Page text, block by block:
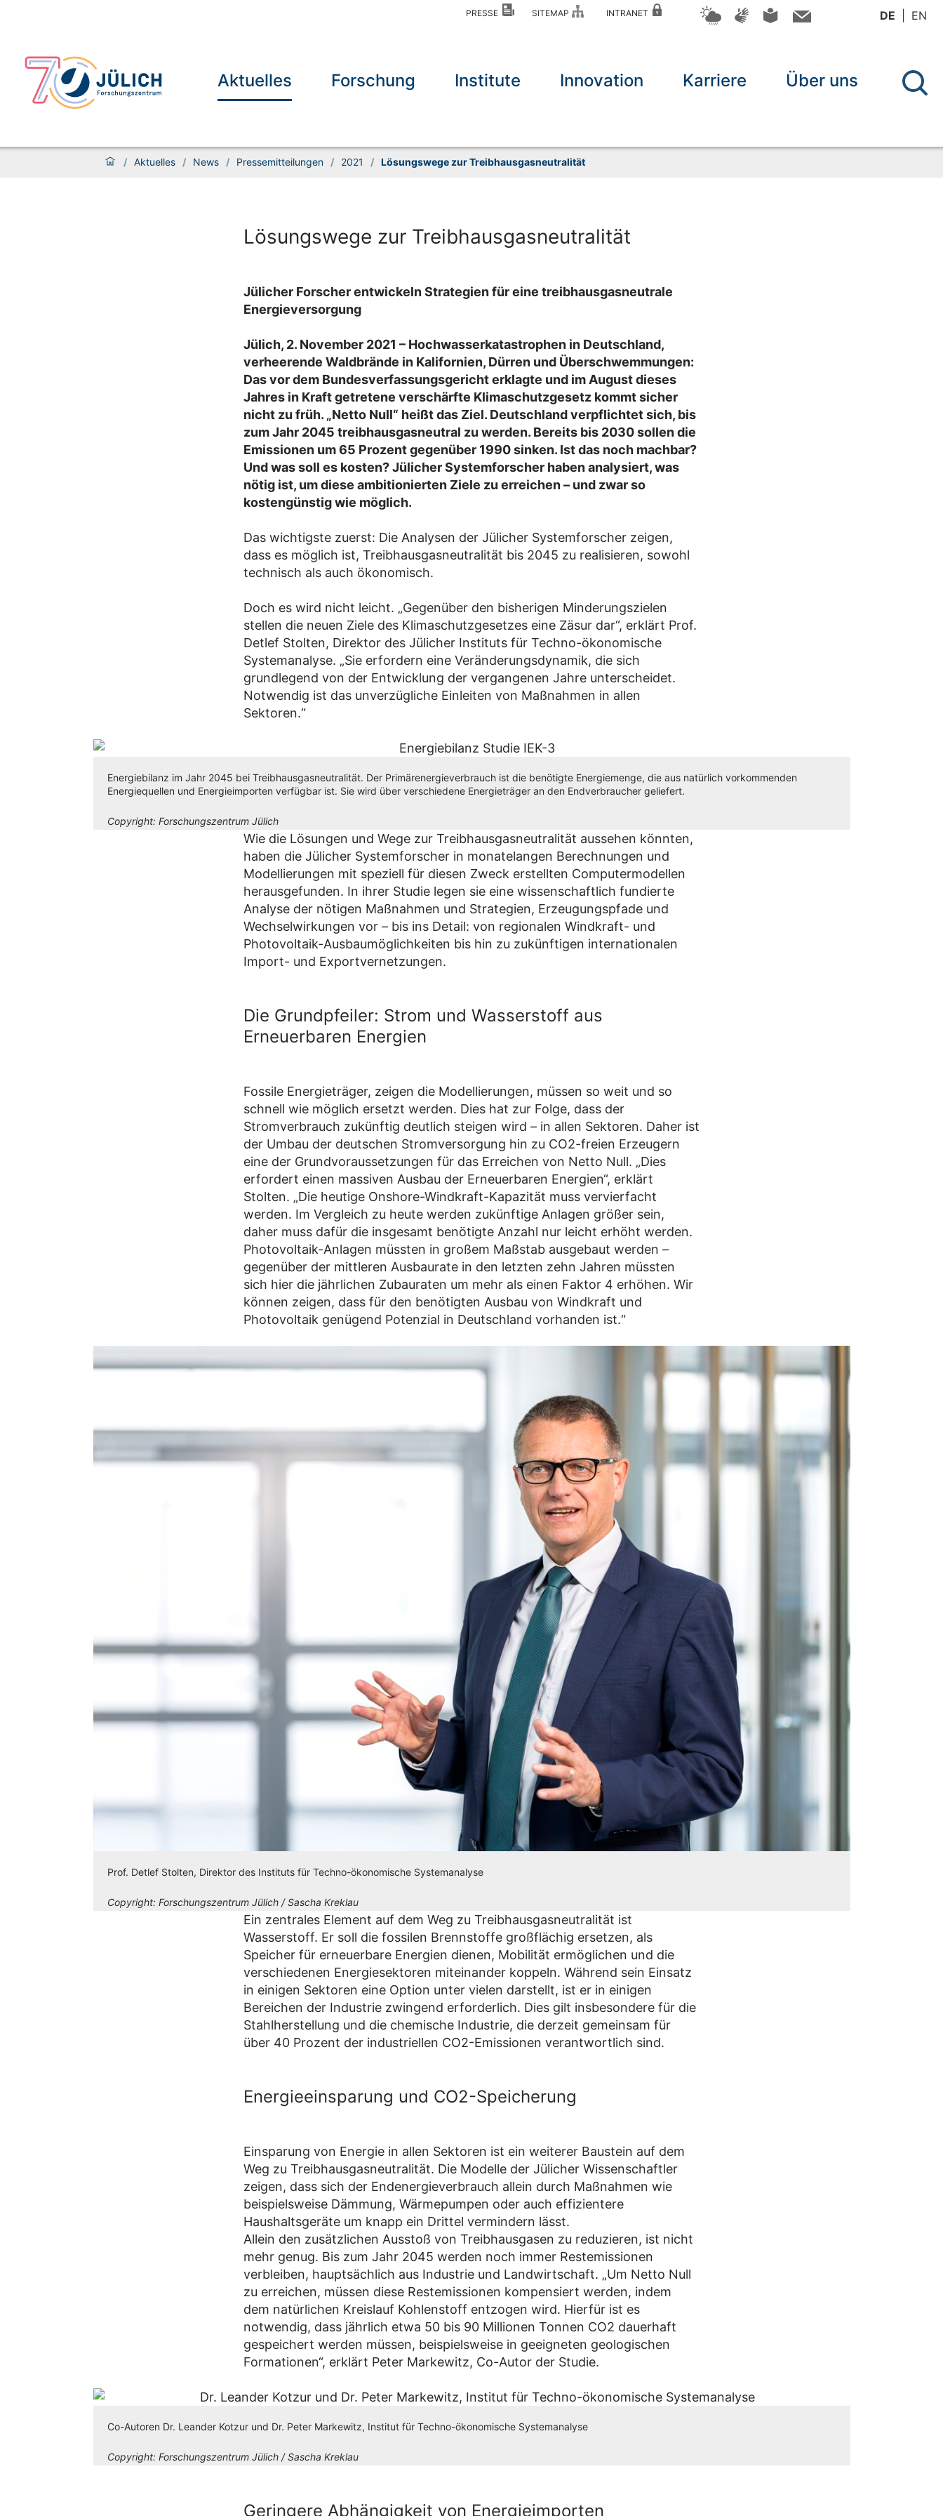
PRESSE SITEMAP INTRANET DE EN
Aktuelles Forschung Institute Innovation Karriere Über uns
/ Aktuelles / News / Pressemitteilungen / 2021 / Lösungswege zur Treibhausgasneutralität
Lösungswege zur Treibhausgasneutralität
Jülicher Forscher entwickeln Strategien für eine treibhausgasneutrale
Energieversorgung
Jülich, 2. November 2021 – Hochwasserkatastrophen in Deutschland,
verheerende Waldbrände in Kalifornien, Dürren und Überschwemmungen:
Das vor dem Bundesverfassungsgericht erklagte und im August dieses
Jahres in Kraft getretene verschärfte Klimaschutzgesetz kommt sicher
nicht zu früh. „Netto Null“ heißt das Ziel. Deutschland verpflichtet sich, bis
zum Jahr 2045 treibhausgasneutral zu werden. Bereits bis 2030 sollen die
Emissionen um 65 Prozent gegenüber 1990 sinken. Ist das noch machbar?
Und was soll es kosten? Jülicher Systemforscher haben analysiert, was
nötig ist, um diese ambitionierten Ziele zu erreichen – und zwar so
kostengünstig wie möglich.
Das wichtigste zuerst: Die Analysen der Jülicher Systemforscher zeigen,
dass es möglich ist, Treibhausgasneutralität bis 2045 zu realisieren, sowohl
technisch als auch ökonomisch.
Doch es wird nicht leicht. „Gegenüber den bisherigen Minderungszielen
stellen die neuen Ziele des Klimaschutzgesetzes eine Zäsur dar“, erklärt Prof.
Detlef Stolten, Direktor des Jülicher Instituts für Techno-ökonomische
Systemanalyse. „Sie erfordern eine Veränderungsdynamik, die sich
grundlegend von der Entwicklung der vergangenen Jahre unterscheidet.
Notwendig ist das unverzügliche Einleiten von Maßnahmen in allen
Sektoren.“
Energiebilanz im Jahr 2045 bei Treibhausgasneutralität. Der Primärenergieverbrauch ist die benötigte Energiemenge, die aus natürlich vorkommenden
Energiequellen und Energieimporten verfügbar ist. Sie wird über verschiedene Energieträger an den Endverbraucher geliefert.
Copyright: Forschungszentrum Jülich
Wie die Lösungen und Wege zur Treibhausgasneutralität aussehen könnten,
haben die Jülicher Systemforscher in monatelangen Berechnungen und
Modellierungen mit speziell für diesen Zweck erstellten Computermodellen
herausgefunden. In ihrer Studie legen sie eine wissenschaftlich fundierte
Analyse der nötigen Maßnahmen und Strategien, Erzeugungspfade und
Wechselwirkungen vor – bis ins Detail: von regionalen Windkraft- und
Photovoltaik-Ausbaumöglichkeiten bis hin zu zukünftigen internationalen
Import- und Exportvernetzungen.
Die Grundpfeiler: Strom und Wasserstoff aus
Erneuerbaren Energien
Fossile Energieträger, zeigen die Modellierungen, müssen so weit und so
schnell wie möglich ersetzt werden. Dies hat zur Folge, dass der
Stromverbrauch zukünftig deutlich steigen wird – in allen Sektoren. Daher ist
der Umbau der deutschen Stromversorgung hin zu CO2-freien Erzeugern
eine der Grundvoraussetzungen für das Erreichen von Netto Null. „Dies
erfordert einen massiven Ausbau der Erneuerbaren Energien“, erklärt
Stolten. „Die heutige Onshore-Windkraft-Kapazität muss vervierfacht
werden. Im Vergleich zu heute werden zukünftige Anlagen größer sein,
daher muss dafür die insgesamt benötigte Anzahl nur leicht erhöht werden.
Photovoltaik-Anlagen müssten in großem Maßstab ausgebaut werden –
gegenüber der mittleren Ausbaurate in den letzten zehn Jahren müssten
sich hier die jährlichen Zubauraten um mehr als einen Faktor 4 erhöhen. Wir
können zeigen, dass für den benötigten Ausbau von Windkraft und
Photovoltaik genügend Potenzial in Deutschland vorhanden ist.“
Prof. Detlef Stolten, Direktor des Instituts für Techno-ökonomische Systemanalyse
Copyright: Forschungszentrum Jülich / Sascha Kreklau
Ein zentrales Element auf dem Weg zu Treibhausgasneutralität ist
Wasserstoff. Er soll die fossilen Brennstoffe großflächig ersetzen, als
Speicher für erneuerbare Energien dienen, Mobilität ermöglichen und die
verschiedenen Energiesektoren miteinander koppeln. Während sein Einsatz
in einigen Sektoren eine Option unter vielen darstellt, ist er in einigen
Bereichen der Industrie zwingend erforderlich. Dies gilt insbesondere für die
Stahlherstellung und die chemische Industrie, die derzeit gemeinsam für
über 40 Prozent der industriellen CO2-Emissionen verantwortlich sind.
Energieeinsparung und CO2-Speicherung
Einsparung von Energie in allen Sektoren ist ein weiterer Baustein auf dem
Weg zu Treibhausgasneutralität. Die Modelle der Jülicher Wissenschaftler
zeigen, dass sich der Endenergieverbrauch allein durch Maßnahmen wie
beispielsweise Dämmung, Wärmepumpen oder auch effizientere
Haushaltsgeräte um knapp ein Drittel vermindern lässt.
Allein den zusätzlichen Ausstoß von Treibhausgasen zu reduzieren, ist nicht
mehr genug. Bis zum Jahr 2045 werden noch immer Restemissionen
verbleiben, hauptsächlich aus Industrie und Landwirtschaft. „Um Netto Null
zu erreichen, müssen diese Restemissionen kompensiert werden, indem
dem natürlichen Kreislauf Kohlenstoff entzogen wird. Hierfür ist es
notwendig, dass jährlich etwa 50 bis 90 Millionen Tonnen CO2 dauerhaft
gespeichert werden müssen, beispielsweise in geeigneten geologischen
Formationen“, erklärt Peter Markewitz, Co-Autor der Studie.
Co-Autoren Dr. Leander Kotzur und Dr. Peter Markewitz, Institut für Techno-ökonomische Systemanalyse
Copyright: Forschungszentrum Jülich / Sascha Kreklau
Geringere Abhängigkeit von Energieimporten